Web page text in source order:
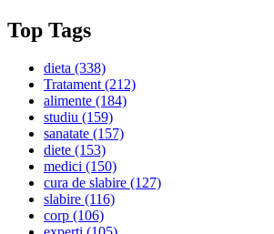
Top Tags
dieta (338)
Tratament(212)
alimente (184)
studiu (159)
sanatate (157)
diete (153)
medici (150)
cura de slabire (127)
slabire (116)
corp (106)